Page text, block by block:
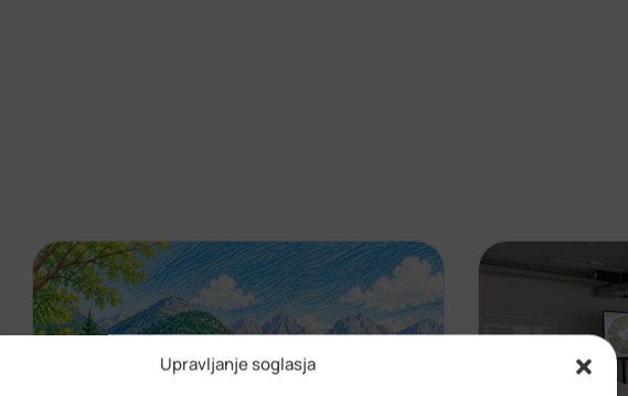
Upravljanje soglasja